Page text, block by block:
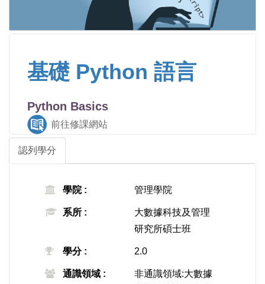
基礎 Python 語言
Python Basics
前往修課網站
認列學分
學院 : 管理學院
系所 :
大數據科技及管理
研究所碩士班
學分 : 2.0
通識領域 :
非通識領域:大數據